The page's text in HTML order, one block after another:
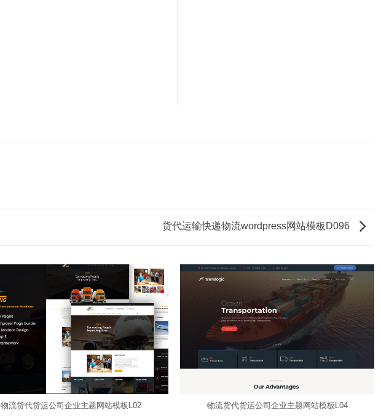
货代运输快递物流wordpress网站模板D096
物流货代货运公司企业主题网站模板L02 物流货代货运公司企业主题网站模板L04